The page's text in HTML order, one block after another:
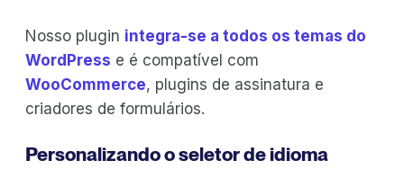
Nosso plugin integra-se a todos os temas do
WordPress e é compatível com
WooCommerce, plugins de assinatura e
criadores de formulários.
Personalizando o seletor de idioma